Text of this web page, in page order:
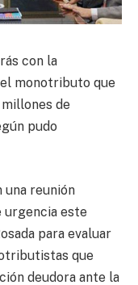
con la
monotributo que
de
pudo
una reunión
urgencia este
para evaluar
que
deudora ante la